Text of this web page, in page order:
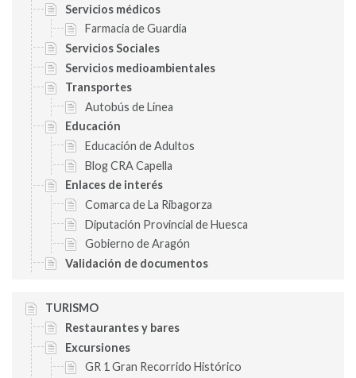
Servicios médicos
Farmacia de Guardia
Servicios Sociales
Servicios medioambientales
Transportes
Autobús de Línea
Educación
Educación de Adultos
Blog CRA Capella
Enlaces de interés
Comarca de La Ribagorza
Diputación Provincial de Huesca
Gobierno de Aragón
Validación de documentos
TURISMO
Restaurantes y bares
Excursiones
GR 1 Gran Recorrido Histórico